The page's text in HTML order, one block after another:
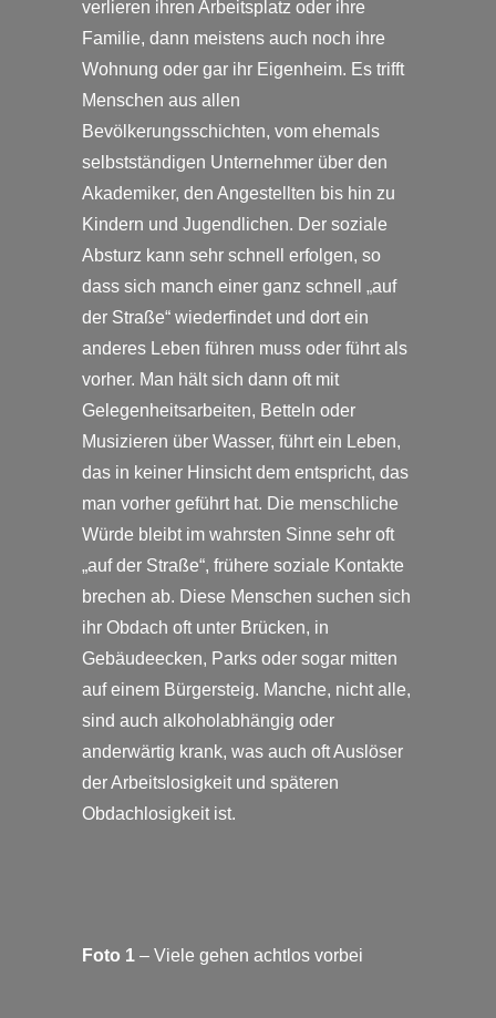
verlieren ihren Arbeitsplatz oder ihre
Familie, dann meistens auch noch ihre
Wohnung oder gar ihr Eigenheim. Es trifft
Menschen aus allen
Bevölkerungsschichten, vom ehemals
selbstständigen Unternehmer über den
Akademiker, den Angestellten bis hin zu
Kindern und Jugendlichen. Der soziale
Absturz kann sehr schnell erfolgen, so
dass sich manch einer ganz schnell „auf
der Straße“ wiederfindet und dort ein
anderes Leben führen muss oder führt als
vorher. Man hält sich dann oft mit
Gelegenheitsarbeiten, Betteln oder
Musizieren über Wasser, führt ein Leben,
das in keiner Hinsicht dem entspricht, das
man vorher geführt hat. Die menschliche
Würde bleibt im wahrsten Sinne sehr oft
„auf der Straße“, frühere soziale Kontakte
brechen ab. Diese Menschen suchen sich
ihr Obdach oft unter Brücken, in
Gebäudeecken, Parks oder sogar mitten
auf einem Bürgersteig. Manche, nicht alle,
sind auch alkoholabhängig oder
anderwärtig krank, was auch oft Auslöser
der Arbeitslosigkeit und späteren
Obdachlosigkeit ist.
Foto 1 – Viele gehen achtlos vorbei